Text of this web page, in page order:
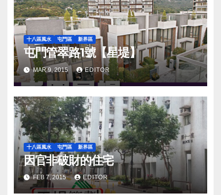
十八區風水 屯門區 新界區
屯門管翠路1號【星堤】
MAR 9, 2015 EDITOR
十八區風水 屯門區 新界區
因官非破財的住宅
FEB 7, 2015 EDITOR